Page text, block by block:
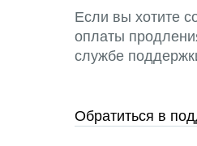
Если вы хотите
оплаты
службе
Обратиться в